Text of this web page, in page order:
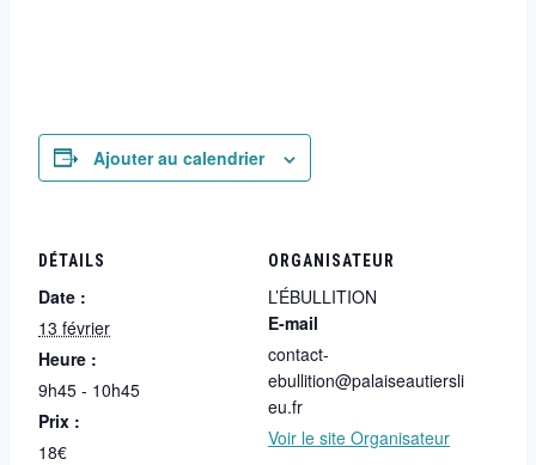
Ajouter au calendrier
DÉTAILS
Date :
13 février
Heure :
9h45 - 10h45
Prix :
18€
ORGANISATEUR
L’ÉBULLITION
E-mail
contact-
ebullition@palaiseautiersli
eu.fr
Voir le site Organisateur